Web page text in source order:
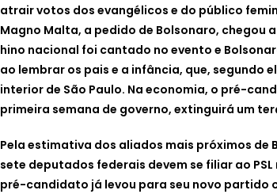
atrair votos dos evangélicos e do público
Magno Malta, a pedido de Bolsonaro, chegou a
hino nacional foi cantado no evento e
ao lembrar os pais e a infância, que, segundo
interior de São Paulo. Na economia, o pré-
primeira semana de governo, extinguirá um
Pela estimativa dos aliados mais próximos de
sete deputados federais devem se filiar ao
pré-candidato já levou para seu novo partido